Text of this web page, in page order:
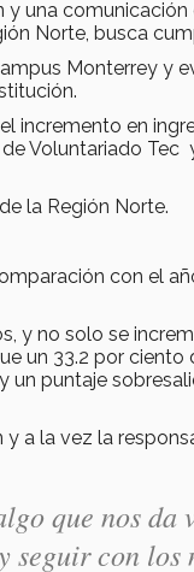
una
Norte, busca
Monterrey y
incremento en
Voluntariado Tec
la Región Norte.
con el
y no solo se
un 33.2 por
un puntaje
a la vez la
que nos
seguir con